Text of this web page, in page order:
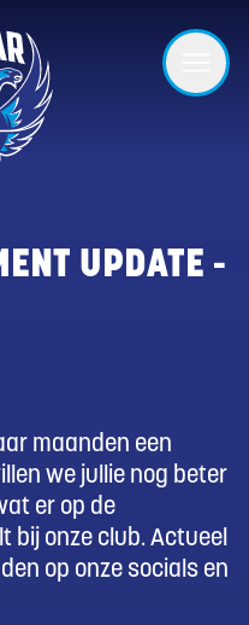
UPDATE -
maanden een
we jullie nog beter
er op de
bij onze club. Actueel
op onze socials en